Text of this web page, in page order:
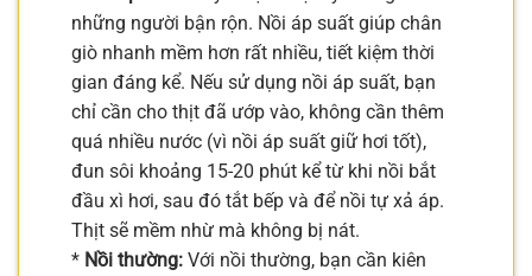
những người bận rộn. Nồi áp suất giúp chân
giò nhanh mềm hơn rất nhiều, tiết kiệm thời
gian đáng kể. Nếu sử dụng nồi áp suất, bạn
chỉ cần cho thịt đã ướp vào, không cần thêm
quá nhiều nước (vì nồi áp suất giữ hơi tốt),
đun sôi khoảng 15-20 phút kể từ khi nồi bắt
đầu xì hơi, sau đó tắt bếp và để nồi tự xả áp.
Thịt sẽ mềm nhừ mà không bị nát.
* Nồi thường: Với nồi thường, bạn cần kiên